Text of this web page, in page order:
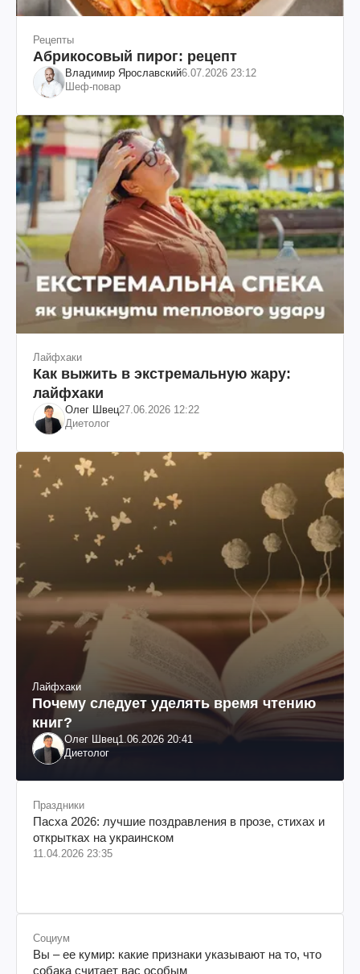
Рецепты
Абрикосовый пирог: рецепт
Владимир Ярославский6.07.2026 23:12
Шеф-повар
Лайфхаки
Как выжить в экстремальную жару:
лайфхаки
Олег Швец27.06.2026 12:22
Диетолог
Лайфхаки
Почему следует уделять время чтению
книг?
Олег Швец1.06.2026 20:41
Диетолог
Праздники
Пасха 2026: лучшие поздравления в прозе, стихах и
открытках на украинском
11.04.2026 23:35
Социум
Вы – ее кумир: какие признаки указывают на то, что
собака считает вас особым